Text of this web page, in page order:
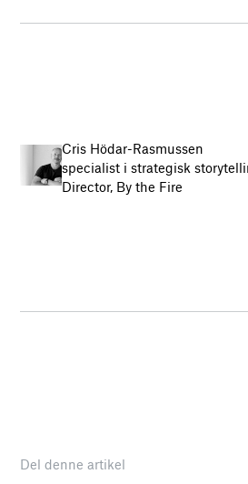
Cris Hödar-Rasmussen
specialist i strategisk
Director, By the Fire
Del denne artikel